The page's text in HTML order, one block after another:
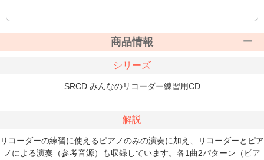
商品情報
シリーズ
SRCD みんなのリコーダー練習用CD
解説
リコーダーの練習に使えるピアノのみの演奏に加え、リコーダーとピア
ノによる演奏（参考音源）も収録しています。各1曲2パターン（ピア